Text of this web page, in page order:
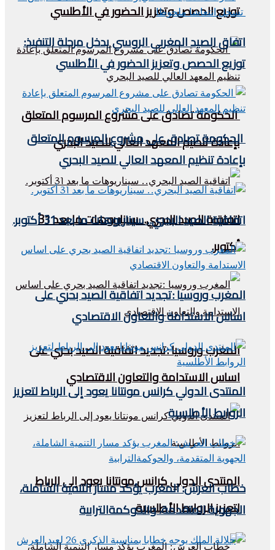
توزيع الحصص وتعزيز الحضور في الأطلسي
الحكومة تصادق على مشروع المرسوم المتعلق
بإعادة تنظيم المعهد العالي للصيد البحري
اتفاقية الصيد البحري.. سيناريوهات ما بعد 31
أكتوبر.
المغرب وروسيا :تجديد اتفاقية الصيد بحري على
اساس الاستدامة والتعاون الاقتصادي
المنتدى الدولي كرانس مونتانا يعود إلى الرباط
لتعزيز الروابط الأطلسية
اتفاق الصيد المغربي الروسي يدخل مرحلة التنفيذ:
توزيع الحصص وتعزيز الحضور في الأطلسي
الحكومة تصادق على مشروع المرسوم المتعلق
بإعادة تنظيم المعهد العالي للصيد البحري
اتفاقية الصيد البحري.. سيناريوهات ما بعد 31 أكتوبر.
المغرب وروسيا :تجديد اتفاقية الصيد بحري على
اساس الاستدامة والتعاون الاقتصادي
المنتدى الدولي كرانس مونتانا يعود إلى الرباط لتعزيز
الروابط الأطلسية
خطاب العرش: المغرب يؤكد مسار التنمية الشاملة،
الجهوية المتقدمة، والحوكمةالترابية